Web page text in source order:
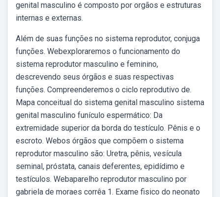
genital masculino é composto por orgãos e estruturas
internas e externas.
Além de suas funções no sistema reprodutor, conjuga
funções. Webexploraremos o funcionamento do
sistema reprodutor masculino e feminino,
descrevendo seus órgãos e suas respectivas
funções. Compreenderemos o ciclo reprodutivo de.
Mapa conceitual do sistema genital masculino sistema
genital masculino funículo espermático: Da
extremidade superior da borda do testículo. Pênis e o
escroto. Webos órgãos que compõem o sistema
reprodutor masculino são: Uretra, pênis, vesícula
seminal, próstata, canais deferentes, epidídimo e
testículos. Webaparelho reprodutor masculino por
gabriela de moraes corrêa 1. Exame fisico do neonato